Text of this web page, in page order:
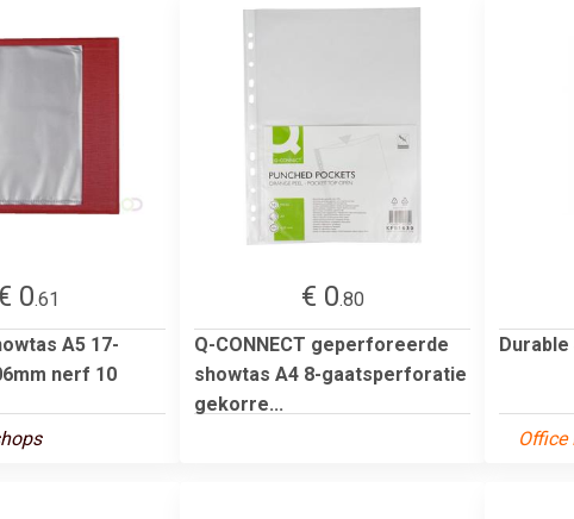
0.61
A5 17-
nerf 10
€ 0.80
Q-CONNECT geperforeerde
showtas A4 8-gaatsperforatie
gekorre...
Office